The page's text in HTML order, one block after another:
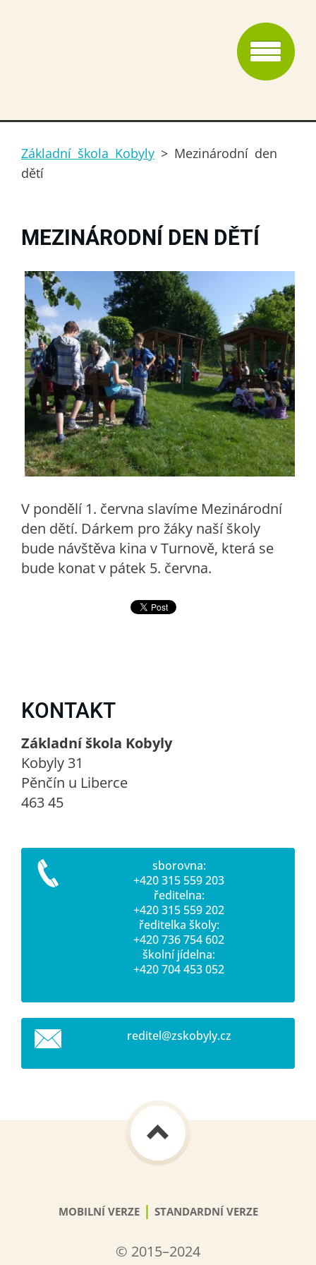
Základní škola Kobyly > Mezinárodní den
dětí
MEZINÁRODNÍ DEN DĚTÍ
V pondělí 1. června slavíme Mezinárodní
den dětí. Dárkem pro žáky naší školy
bude návštěva kina v Turnově, která se
bude konat v pátek 5. června.
KONTAKT
Základní škola Kobyly
Kobyly 31
Pěnčín u Liberce
463 45
sborovna:
+420 315 559 203
ředitelna:
+420 315 559 202
ředitelka školy:
+420 736 754 602
školní jídelna:
+420 704 453 052
reditel@zskobyly.cz
MOBILNÍ VERZE | STANDARDNÍ VERZE
© 2015–2024